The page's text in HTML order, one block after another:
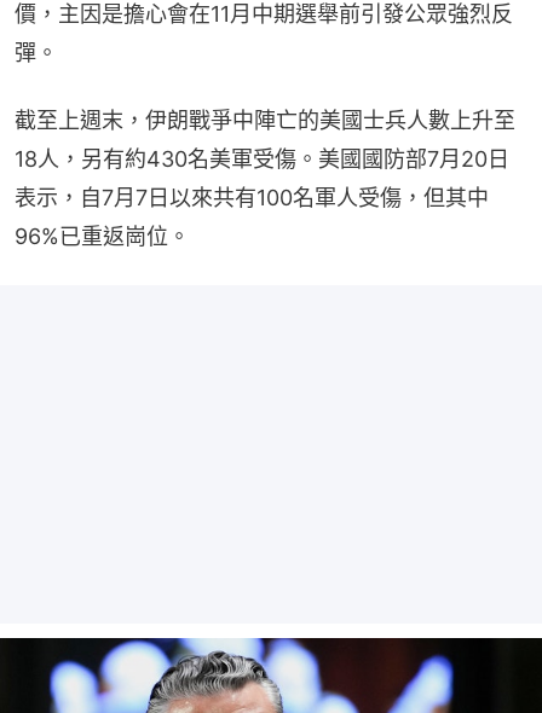
價，主因是擔心會在11月中期選舉前引發公眾強烈反
彈。
截至上週末，伊朗戰爭中陣亡的美國士兵人數上升至
18人，另有約430名美軍受傷。美國國防部7月20日
表示，自7月7日以來共有100名軍人受傷，但其中
96%已重返崗位。